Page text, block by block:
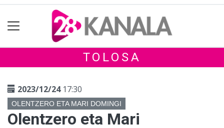
TOLOSA
2023/12/2417:30
OLENTZERO ETA MARI DOMINGI
Olentzero eta Mari